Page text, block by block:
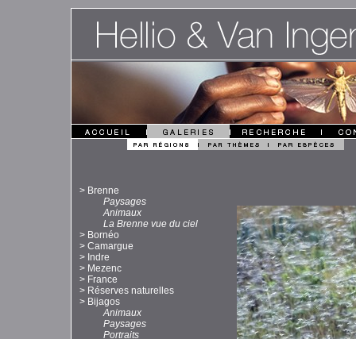
> Brenne
Paysages
Animaux
La Brenne vue du ciel
> Bornéo
> Camargue
> Indre
> Mezenc
> France
> Réserves naturelles
> Bijagos
Animaux
Paysages
Portraits